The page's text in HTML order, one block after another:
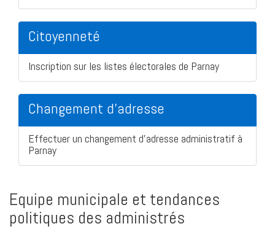
Citoyenneté
Inscription sur les listes électorales de Parnay
Changement d'adresse
Effectuer un changement d'adresse administratif à
Parnay
Equipe municipale et tendances
politiques des administrés